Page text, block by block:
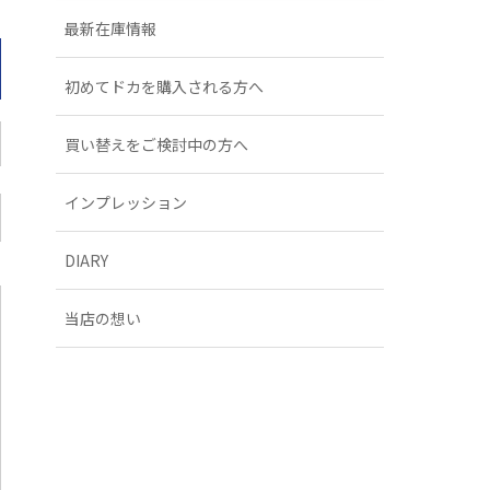
最新在庫情報
初めてドカを購入される方へ
買い替えをご検討中の方へ
インプレッション
DIARY
当店の想い